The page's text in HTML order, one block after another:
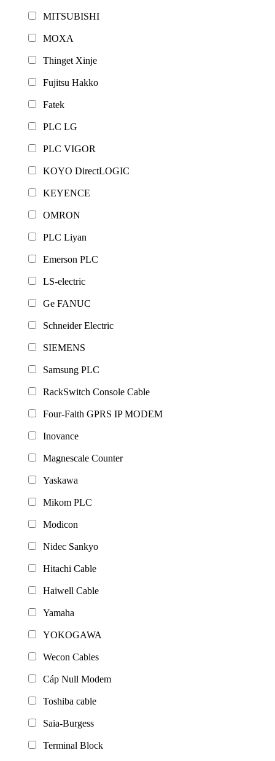
MITSUBISHI
MOXA
Thinget Xinje
Fujitsu Hakko
Fatek
PLC LG
PLC VIGOR
KOYO DirectLOGIC
KEYENCE
OMRON
PLC Liyan
Emerson PLC
LS-electric
Ge FANUC
Schneider Electric
SIEMENS
Samsung PLC
RackSwitch Console Cable
Four-Faith GPRS IP MODEM
Inovance
Magnescale Counter
Yaskawa
Mikom PLC
Modicon
Nidec Sankyo
Hitachi Cable
Haiwell Cable
Yamaha
YOKOGAWA
Wecon Cables
Cáp Null Modem
Toshiba cable
Saia-Burgess
Terminal Block